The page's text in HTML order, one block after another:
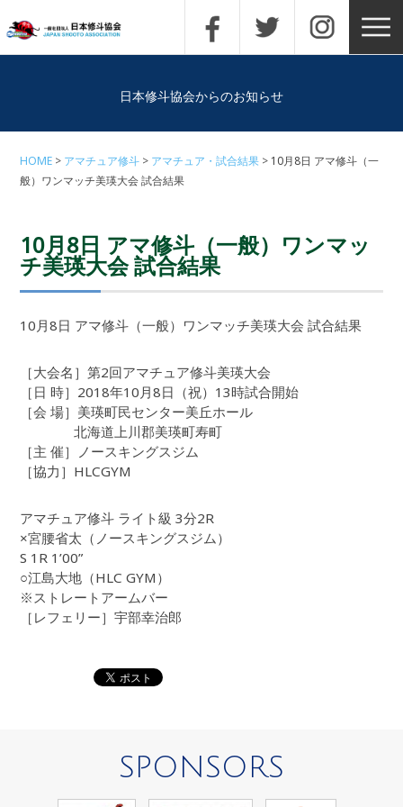
日本修斗協会からのお知らせ
HOME アマチュア修斗 アマチュア・試合結果
10月8日 アマ修斗（一
般）ワンマッチ美瑛大会 試合結果
10月8日 アマ修斗（一般）ワンマッ
チ美瑛大会 試合結果
10月8日 アマ修斗（一般）ワンマッチ美瑛大会 試合結果
［大会名］第2回アマチュア修斗美瑛大会
［日 時］2018年10月8日（祝）13時試合開始
［会 場］美瑛町民センター美丘ホール
北海道上川郡美瑛町寿町
［主 催］ノースキングスジム
［協力］HLCGYM
アマチュア修斗 ライト級 3分2R
×宮腰省太（ノースキングスジム）
S 1R 1’00”
○江島大地（HLC GYM）
※ストレートアームバー
［レフェリー］宇部幸治郎
SPONSORS